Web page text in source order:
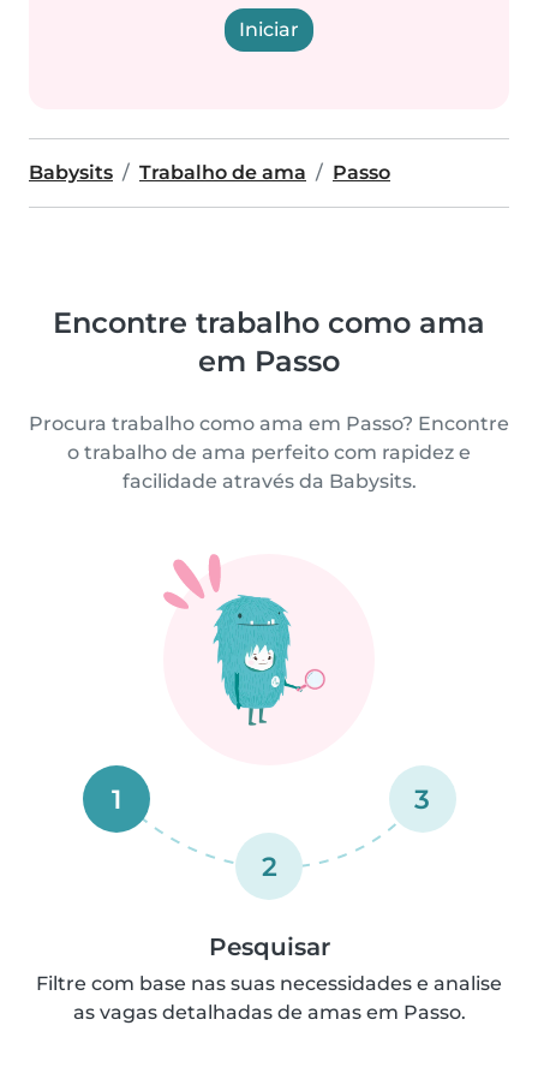
Iniciar
Babysits Trabalho de ama Passo
Encontre trabalho como ama
em Passo
Procura trabalho como ama em Passo? Encontre
o trabalho de ama perfeito com rapidez e
facilidade através da Babysits.
1
2
3
Pesquisar
Filtre com base nas suas necessidades e analise
as vagas detalhadas de amas em Passo.